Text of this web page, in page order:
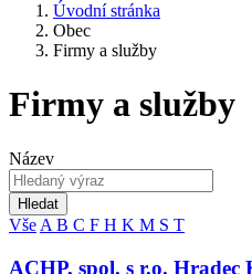
Úvodní stránka
Obec
Firmy a služby
Firmy a služby
Název
Hledat
Vše A B C F H K M S T
ACHP, spol. s r.o. Hradec